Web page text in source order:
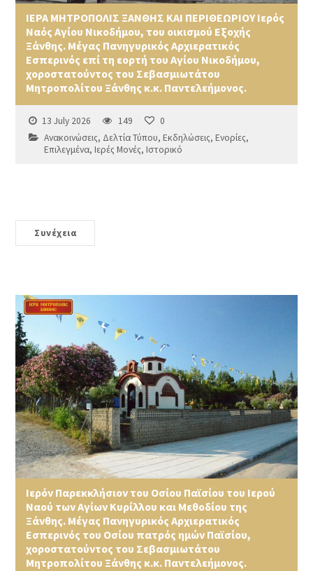
ΙΕΡΑ ΜΗΤΡΟΠΟΛΙΣ ΞΑΝΘΗΣ ΚΑΙ ΠΕΡΙΘΕΩΡΙΟΥ Ιερός
Ναός Αγίου Νικοδήμου, του οικισμού Εξοχής
Ξάνθης. Μέγας Πανηγυρικός Αρχιερατικός
Εσπερινός επί τη εορτή του Αγίου Νικοδήμου,
χοροστατούντος του Σεβασμιωτάτου
Μητροπολίτου Ξάνθης κ.κ. Παντελεήμονος.
13 July 2026 149
0
Ανακοινώσεις, Δελτία Τύπου,Εκδηλώσεις,Ενορίες,
Επιλεγμένα,Ιερές Μονές,Ιστορικό
Συνέχεια
Ιερόν Παρεκκλήσιον του Οσίου Παϊσίου του Ιερού
Ναού των Αγίων Κυρίλλου και Μεθοδίου της
Ξάνθης. Μέγας Πανηγυρικός Αρχιερατικός
Εσπερινός του Οσίου πατρός ημών Παϊσίου,
χοροστατούντος του Σεβασμιωτάτου
Μητροπολίτου Ξάνθης κ.κ. Παντελεήμονος.